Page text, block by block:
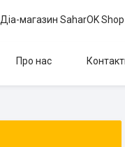
Діа-магазин SaharOK Shop
Про нас